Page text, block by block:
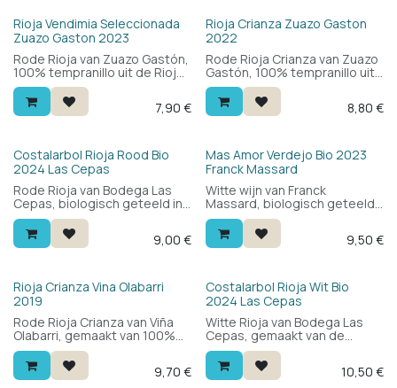
Rioja Vendimia Seleccionada
Zuazo Gaston 2023
Rode Rioja van Zuazo Gastón,
100% tempranillo uit de Rioja
Alavesa. Fruitig, vlot drinkbaar
en modern — zonder
poespas. Perfect bij comfort
7,90 €
Rioja Crianza Zuazo Gaston
2022
Rode Rioja Crianza van Zuazo
Gastón, 100% tempranillo uit
de Rioja Alavesa. 12 maanden
op Frans en Amerikaans
eikenhout: fruitig en vlot
toegankelijke stijl. Voor elke
gelegenheid.
8,80 €
Bio
Costalarbol Rioja Rood Bio
2024 Las Cepas
Rode Rioja van Bodega Las
Cepas, biologisch geteeld in
Uruñuela. Blend van graciano,
garnacha en tempranillo:
rond, fruitig en toegankelijk.
9,00 €
Bio
Mas Amor Verdejo Bio 2023
Franck Massard
Witte wijn van Franck
Massard, biologisch geteeld
in Manzanares ten zuiden van
Madrid. Blend van verdejo en
sauvignon blanc op 650m
een ronde, strakke mond.
Lekker bij groenten, vis en
zeevruchten.
9,50 €
Rioja Crianza Vina Olabarri
2019
Rode Rioja Crianza van Viña
Olabarri, gemaakt van 100%
tempranillo uit Haro. Een jaar
op eiken vaten: zwart fruit,
kruiden, vanille en een frisse
9,70 €
Bio
Costalarbol Rioja Wit Bio
2024 Las Cepas
Witte Rioja van Bodega Las
Cepas, gemaakt van de
zeldzame Maturana Blanca.
Fris en fruitig met een
minerale toets en een ronde
10,50 €